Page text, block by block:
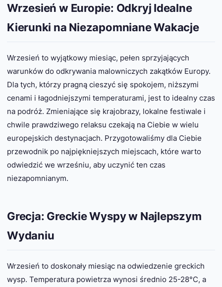
Wrzesień w Europie: Odkryj Idealne
Kierunki na Niezapomniane Wakacje
Wrzesień to wyjątkowy miesiąc, pełen sprzyjających
warunków do odkrywania malowniczych zakątków Europy.
Dla tych, którzy pragną cieszyć się spokojem, niższymi
cenami i łagodniejszymi temperaturami, jest to idealny czas
na podróż. Zmieniające się krajobrazy, lokalne festiwale i
chwile prawdziwego relaksu czekają na Ciebie w wielu
europejskich destynacjach. Przygotowaliśmy dla Ciebie
przewodnik po najpiękniejszych miejscach, które warto
odwiedzić we wrześniu, aby uczynić ten czas
niezapomnianym.
Grecja: Greckie Wyspy w Najlepszym
Wydaniu
Wrzesień to doskonały miesiąc na odwiedzenie greckich
wysp. Temperatura powietrza wynosi średnio 25-28°C, a